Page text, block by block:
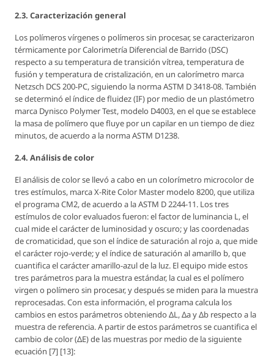
2.3. Caracterización general
Los polímeros vírgenes o polímeros sin procesar, se caracterizaron
térmicamente por Calorimetría Diferencial de Barrido (DSC)
respecto a su temperatura de transición vítrea, temperatura de
fusión y temperatura de cristalización, en un calorímetro marca
Netzsch DCS 200-PC, siguiendo la norma ASTM D 3418-08. También
se determinó el índice de fluidez (IF) por medio de un plastómetro
marca Dynisco Polymer Test, modelo D4003, en el que se establece
la masa de polímero que fluye por un capilar en un tiempo de diez
minutos, de acuerdo a la norma ASTM D1238.
2.4. Análisis de color
El análisis de color se llevó a cabo en un colorímetro microcolor de
tres estímulos, marca X-Rite Color Master modelo 8200, que utiliza
el programa CM2, de acuerdo a la ASTM D 2244-11. Los tres
estímulos de color evaluados fueron: el factor de luminancia L, el
cual mide el carácter de luminosidad y oscuro; y las coordenadas
de cromaticidad, que son el índice de saturación al rojo a, que mide
el carácter rojo-verde; y el índice de saturación al amarillo b, que
cuantifica el carácter amarillo-azul de la luz. El equipo mide estos
tres parámetros para la muestra estándar, la cual es el polímero
virgen o polímero sin procesar, y después se miden para la muestra
reprocesadas. Con esta información, el programa calcula los
cambios en estos parámetros obteniendo ΔL, Δa y Δb respecto a la
muestra de referencia. A partir de estos parámetros se cuantifica el
cambio de color (ΔE) de las muestras por medio de la siguiente
ecuación [7] [13]: